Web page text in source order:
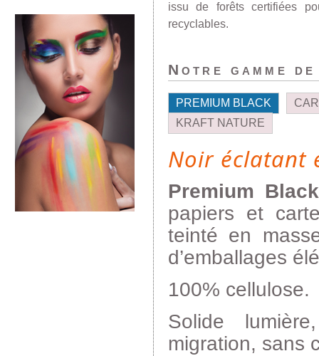
issu de forêts certifiées
recyclables.
Notre gamme
PREMIUM BLACK
KRAFT NATURE
Noir éclatant
Premium
papiers et
teinté en
d’emballages
100% cellulose.
Solide
migration, sans